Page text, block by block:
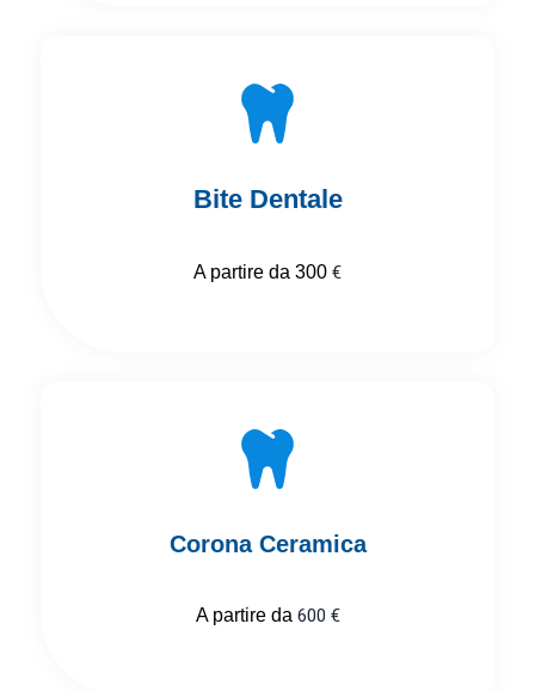
Bite Dentale
A partire da 300 €
Corona Ceramica
A partire da 600 €